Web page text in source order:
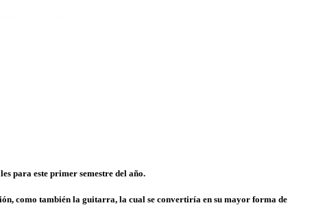
para este primer semestre del año.
como también la guitarra, la cual se convertiría en su mayor forma de